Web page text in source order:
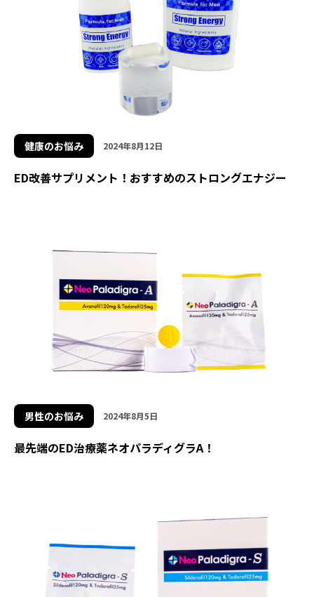
健康のお悩み 2024年8月12日
ED改善サプリメント！おすすめのストロングエナジー
男性のお悩み 2024年8月5日
最先端のED治療薬ネオパラディグラA！